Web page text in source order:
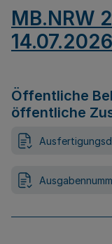
MB.NRW
14.07.2026
Öffentliche
öffentliche